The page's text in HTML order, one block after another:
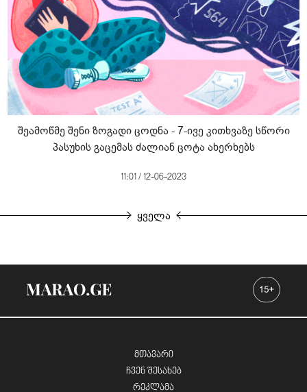
შეამოწმე შენი ზოგადი ცოდნა - 7-ივე კითხვაზე სწორი
პასუხის გაცემას ძალიან ცოტა ახერხებს
11:01 / 12-06-2023
ყველა
მთავარი
ჩვენ შესახებ
რეკლამა